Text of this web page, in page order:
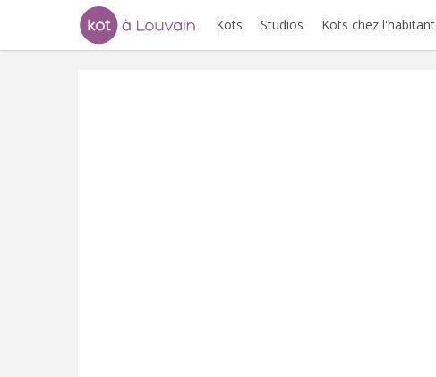
Kots Studios Kots chez l'habitant